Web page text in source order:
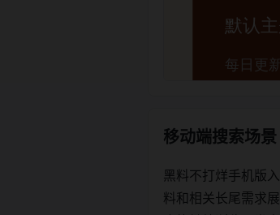
移动端搜索场景
黑料不打烊手机版
料和相关长尾需求